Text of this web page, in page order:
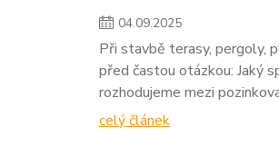
04.09.2025
Při stavbě terasy, pergoly,
před častou otázkou: Jaký
rozhodujeme mezi
celý článek